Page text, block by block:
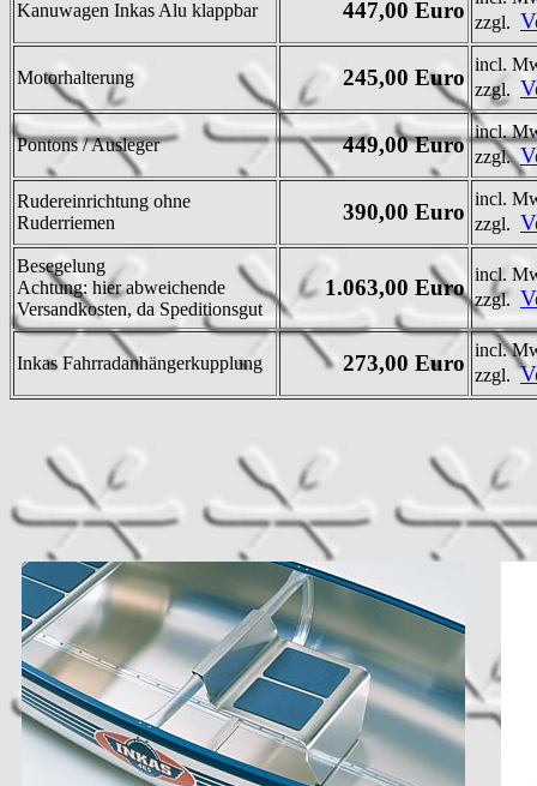
Kanuwagen Inkas Alu klappbar 447,00 Euro zzgl.
Motorhalterung 245,00 Euro
incl.
zzgl.
Pontons / Ausleger 449,00 Euro
incl.
zzgl.
Rudereinrichtung ohne
Ruderriemen
390,00 Euro
incl.
zzgl.
Besegelung
Achtung: hier abweichende
Versandkosten, da Speditionsgut
1.063,00 Euro
incl.
zzgl.
Inkas Fahrradanhängerkupplung 273,00 Euro
incl.
zzgl.